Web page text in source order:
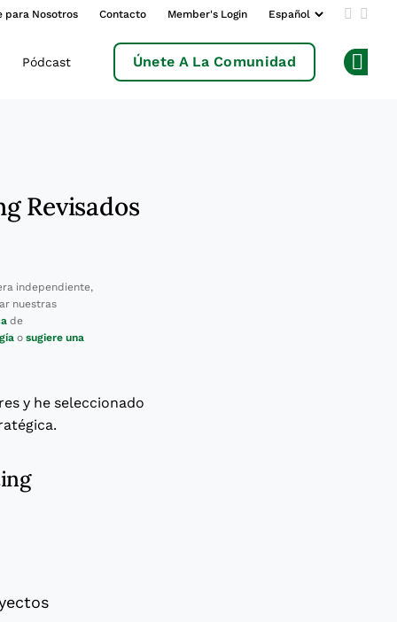
para Nosotros Contacto Member's Login Add us
Pódcast Únete A La Comunidad
Revisados
independiente,
nuestras
de
o sugiere una
y he seleccionado